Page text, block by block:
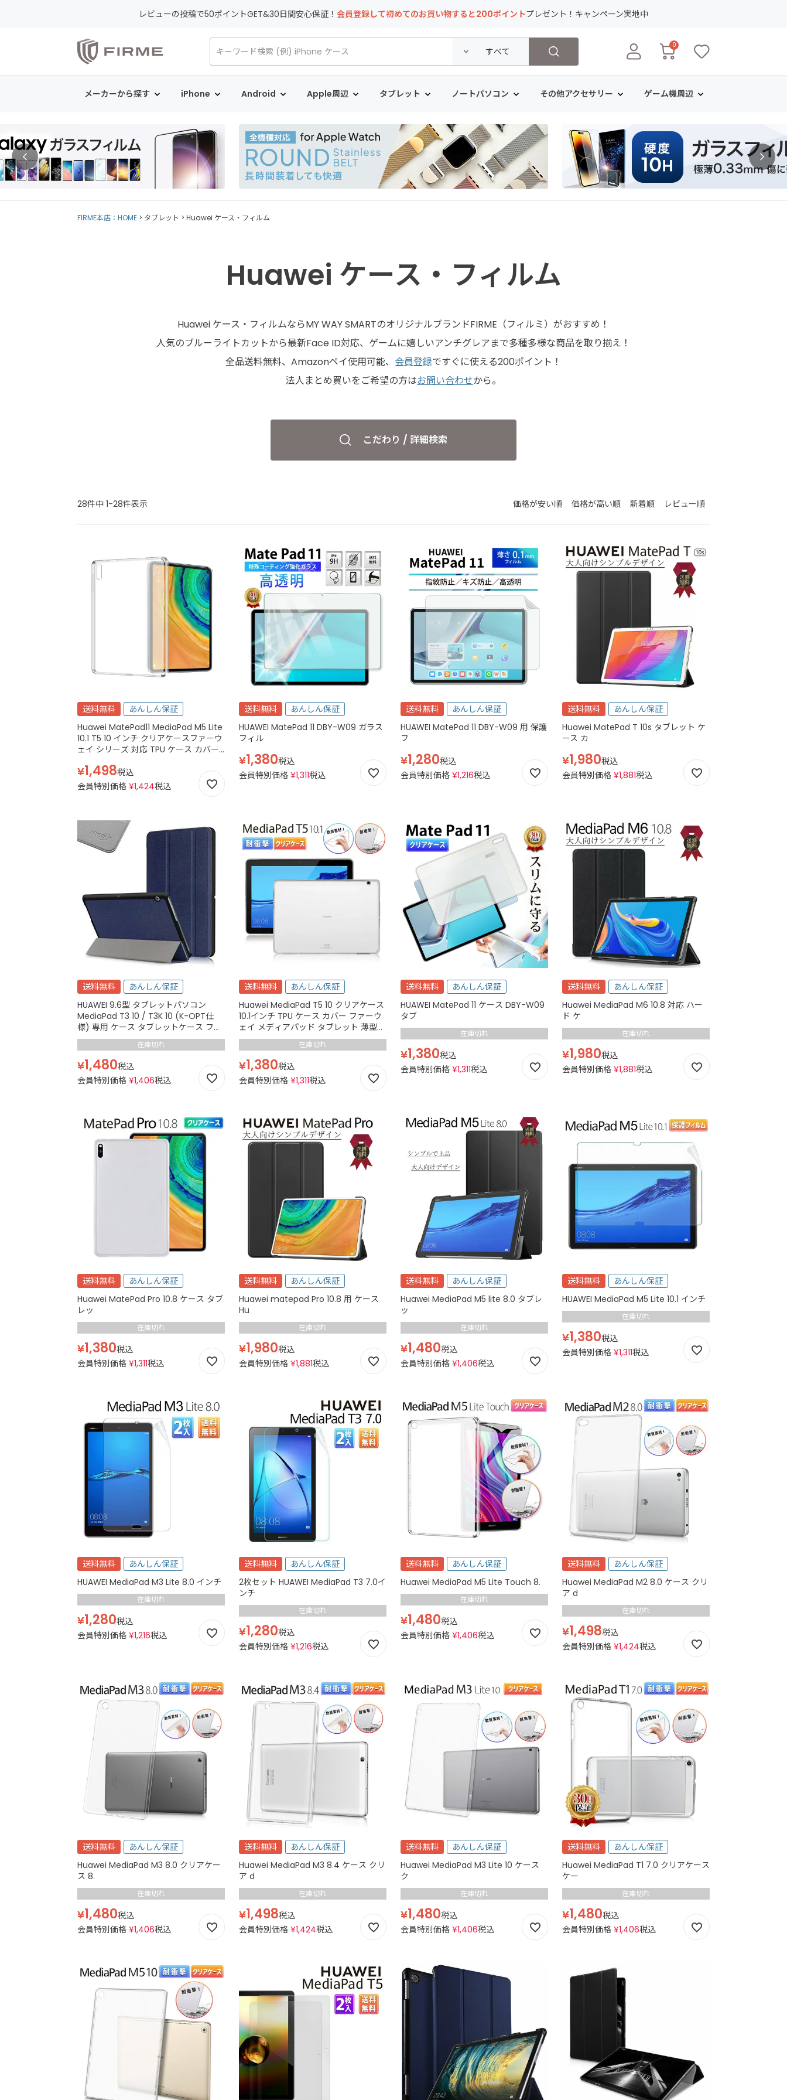
レビューの投稿で50ポイントGET&30日間安心保証！ 会員登録して初めてのお買い物すると200ポイントプレゼント！キャンペーン実地中
0
メーカーから探す iPhone Android Apple周辺 タブレット ノートパソコン その他アクセサリー ゲーム機周辺
FIRME本店：HOME タブレット Huawei ケース・フィルム
Huawei ケース・フィルム
Huawei ケース・フィルムならMY WAY SMARTのオリジナルブランドFIRME（フィルミ）がおすすめ！
人気のブルーライトカットから最新Face ID対応、ゲームに嬉しいアンチグレアまで多種多様な商品を取り揃え！
全品送料無料、Amazonペイ使用可能、 会員登録ですぐに使える200ポイント！
法人まとめ買いをご希望の方はお問い合わせから。
こだわり / 詳細検索
価格が安い順 価格が高い順 新着順 レビュー順
28件中 1-28件表示
送料無料
あんしん保証
Huawei MatePad11 MediaPad M5 Lite
10.1 T5 10 インチ クリアケースファーウ
ェイ シリーズ 対応 TPU ケース カバー
ト 軽量 保護 衝撃吸収 耐衝撃 透明 クリ
ア
¥1,498税込
会員特別価格 ¥1,424税込
送料無料
あんしん保証
HUAWEI MatePad 11 DBY-W09 ガラス
フィル
¥1,380税込
会員特別価格 ¥1,311税込
送料無料
あんしん保証
HUAWEI MatePad 11 DBY-W09 用 保護
フ
¥1,280税込
会員特別価格 ¥1,216税込
送料無料
あんしん保証
Huawei MatePad T 10s タブレット ケ
ース カ
¥1,980税込
会員特別価格 ¥1,881税込
送料無料
あんしん保証
HUAWEI 9.6型 タブレットパソコン
MediaPad T3 10 / T3K 10 (K-OPT仕
様) 専用 ケース タブレットケース フラ
ップ 薄型 軽量 スタンド オートスリー
プ カバー 画面 保護 落下防止 紺 ネイビ
ー
在庫切れ
¥1,480税込
会員特別価格 ¥1,406税込
送料無料
あんしん保証
Huawei MediaPad T5 10 クリアケース
10.1インチ TPU ケース カバー ファーウ
ェイ メディアパッド タブレット 薄型
軽量 保護 衝撃吸収 耐衝撃 透明 クリア
在庫切れ
¥1,380税込
会員特別価格 ¥1,311税込
送料無料
あんしん保証
HUAWEI MatePad 11 ケース DBY-W09
タブ
在庫切れ
¥1,380税込
会員特別価格 ¥1,311税込
送料無料
あんしん保証
Huawei MediaPad M6 10.8 対応 ハー
ド ケ
在庫切れ
¥1,980税込
会員特別価格 ¥1,881税込
送料無料
あんしん保証
Huawei MatePad Pro 10.8 ケース タブ
レッ
在庫切れ
¥1,380税込
会員特別価格 ¥1,311税込
送料無料
あんしん保証
Huawei matepad Pro 10.8 用 ケース
Hu
在庫切れ
¥1,980税込
会員特別価格 ¥1,881税込
送料無料
あんしん保証
Huawei MediaPad M5 lite 8.0 タブレ
ッ
在庫切れ
¥1,480税込
会員特別価格 ¥1,406税込
送料無料
あんしん保証
HUAWEI MediaPad M5 Lite 10.1 インチ
在庫切れ
¥1,380税込
会員特別価格 ¥1,311税込
送料無料
あんしん保証
HUAWEI MediaPad M3 Lite 8.0 インチ
在庫切れ
¥1,280税込
会員特別価格 ¥1,216税込
送料無料
あんしん保証
2枚セット HUAWEI MediaPad T3 7.0イ
ンチ
在庫切れ
¥1,280税込
会員特別価格 ¥1,216税込
送料無料
あんしん保証
Huawei MediaPad M5 Lite Touch 8.
在庫切れ
¥1,480税込
会員特別価格 ¥1,406税込
送料無料
あんしん保証
Huawei MediaPad M2 8.0 ケース クリ
ア d
在庫切れ
¥1,498税込
会員特別価格 ¥1,424税込
送料無料
あんしん保証
Huawei MediaPad M3 8.0 クリアケー
ス 8.
在庫切れ
¥1,480税込
会員特別価格 ¥1,406税込
送料無料
あんしん保証
Huawei MediaPad M3 8.4 ケース クリ
ア d
在庫切れ
¥1,498税込
会員特別価格 ¥1,424税込
送料無料
あんしん保証
Huawei MediaPad M3 Lite 10 ケース
ク
在庫切れ
¥1,480税込
会員特別価格 ¥1,406税込
送料無料
あんしん保証
Huawei MediaPad T1 7.0 クリアケース
ケー
在庫切れ
¥1,480税込
会員特別価格 ¥1,406税込